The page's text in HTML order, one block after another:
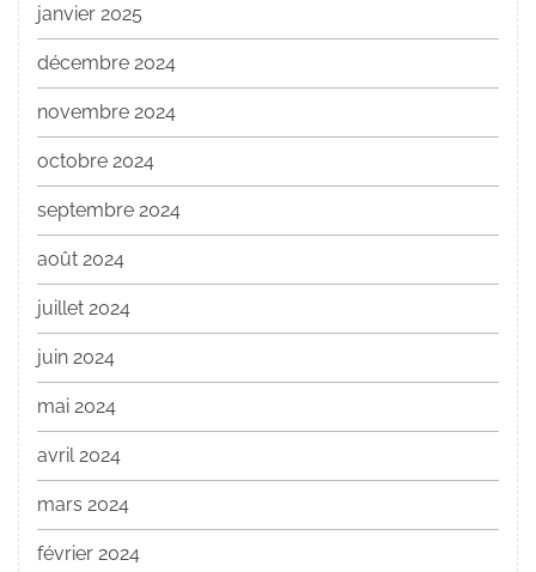
janvier 2025
décembre 2024
novembre 2024
octobre 2024
septembre 2024
août 2024
juillet 2024
juin 2024
mai 2024
avril 2024
mars 2024
février 2024